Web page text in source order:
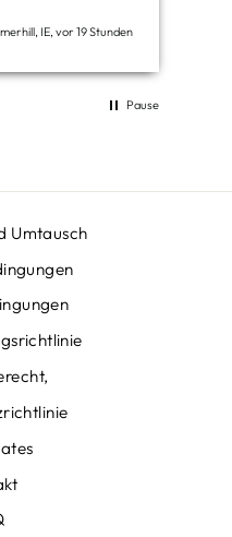
IE, vor 19 Stunden
Pause
Umtausch